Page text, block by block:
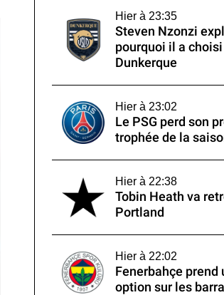
Hier à 23:35
Steven Nzonzi
pourquoi il a choisi
Dunkerque
Hier à 23:02
Le PSG perd son
trophée de la
Hier à 22:38
Tobin Heath va
Portland
Hier à 22:02
Fenerbahçe prend
option sur les